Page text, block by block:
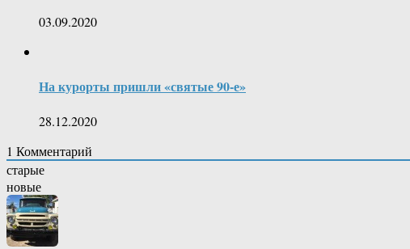
03.09.2020
На курорты пришли «святые 90-е»
28.12.2020
1 Комментарий
старые
новые